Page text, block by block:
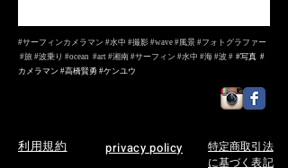
#サーフィンカメラマン #水中 #撮影 #wave ​#風景 #フォトグラファー
#旅 #波乗り #ocean #art #湘南 #サーフィン #水中 #海 #波 # #写真 #
カメラマン #高橋賢勇 #ケンユウ
利用規約 privacy policy
特定商取引法
に基づく表記